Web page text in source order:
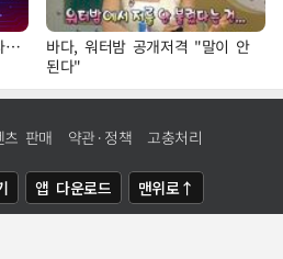
…
바다, 워터밤 공개저격 "말이 안
된다"
츠 판매 약관·정책 고충처리
앱 다운로드 맨위로↑